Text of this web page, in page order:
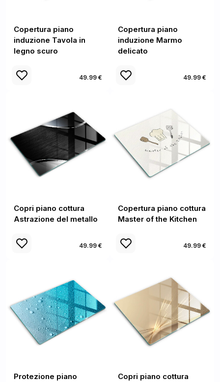
Copertura piano
induzione Tavola in
legno scuro
49.99 €
Copertura piano
induzione Marmo
delicato
49.99 €
Copri piano cottura
Astrazione del metallo
49.99 €
Copertura piano cottura
Master of the Kitchen
49.99 €
Protezione piano
Copri piano cottura